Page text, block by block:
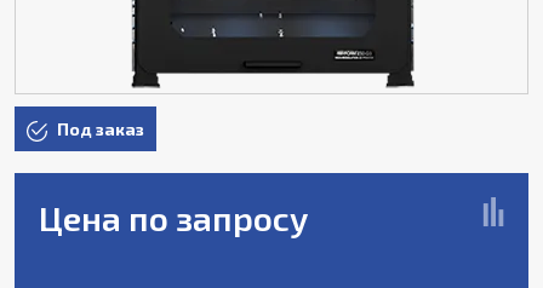
Под заказ
Цена по запросу